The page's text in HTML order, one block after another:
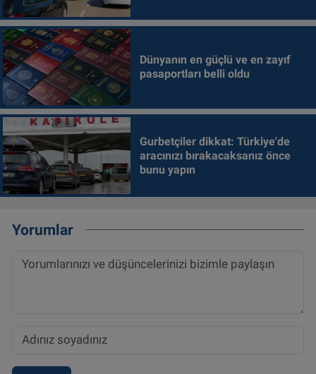
Dünyanın en güçlü ve en zayıf
pasaportları belli oldu
Gurbetçiler dikkat: Türkiye'de
aracınızı bırakacaksanız önce
bunu yapın
Yorumlar